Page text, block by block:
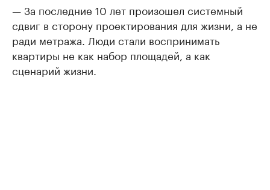
— За последние 10 лет произошел системный
сдвиг в сторону проектирования для жизни, а не
ради метража. Люди стали воспринимать
квартиры не как набор площадей, а как
сценарий жизни.